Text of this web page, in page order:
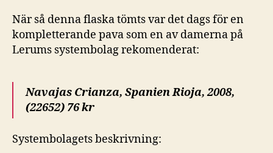
När så denna flaska tömts var det dags för en
kompletterande pava som en av damerna på
Lerums systembolag rekomenderat:
Navajas Crianza, Spanien Rioja, 2008,
(22652) 76 kr
Systembolagets beskrivning: